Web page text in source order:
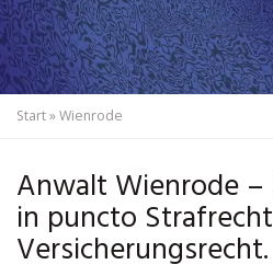
Start»Wienrode
Anwalt Wienrode –
in puncto
Versicherungsrecht.